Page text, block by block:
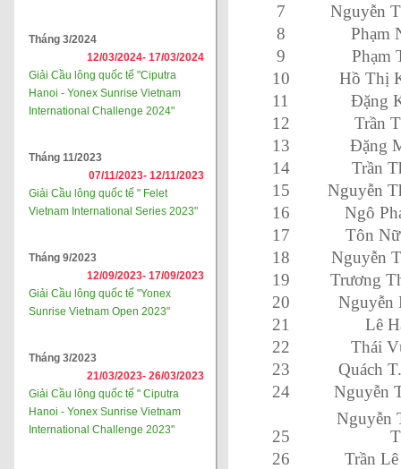
Tháng 3/2024
12/03/2024- 17/03/2024
Giải Cầu lông quốc tế "Ciputra
Hanoi - Yonex Sunrise Vietnam
International Challenge 2024"
Tháng 11/2023
07/11/2023- 12/11/2023
Giải Cầu lông quốc tế " Felet
Vietnam International Series 2023"
Tháng 9/2023
12/09/2023- 17/09/2023
Giải Cầu lông quốc tế "Yonex
Sunrise Vietnam Open 2023"
Tháng 3/2023
21/03/2023- 26/03/2023
Giải Cầu lông quốc tế " Ciputra
Hanoi - Yonex Sunrise Vietnam
International Challenge 2023"
7
Nguyễn
8
Phạm
9
Phạm
10
Hồ Thị
11
Đặng
12
Trần
13
Đặng
14
Trần
15
Nguyễn
16
Ngô
17
Tôn
18
Nguyễn
19
Trương
20
Nguyễn
21
Lê
22
Thái
23
Quách
24
Nguyễn
25
Nguyễn
26
Trần